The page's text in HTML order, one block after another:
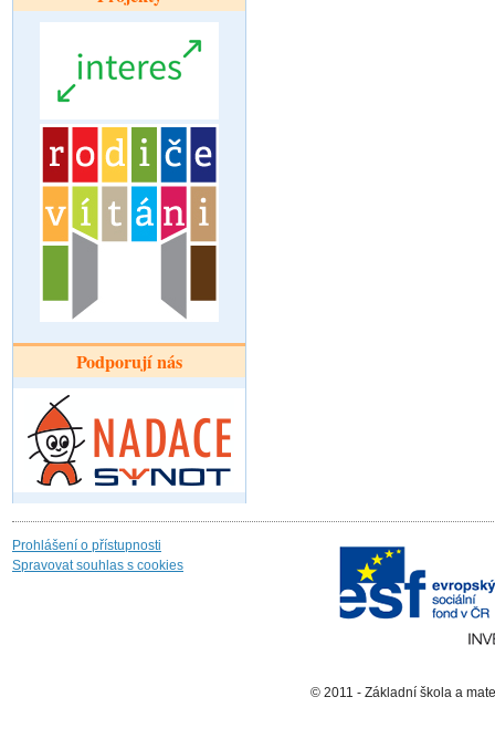
Podporují nás
Prohlášení o přístupnosti
Spravovat souhlas s cookies
© 2011 - Základní škola a